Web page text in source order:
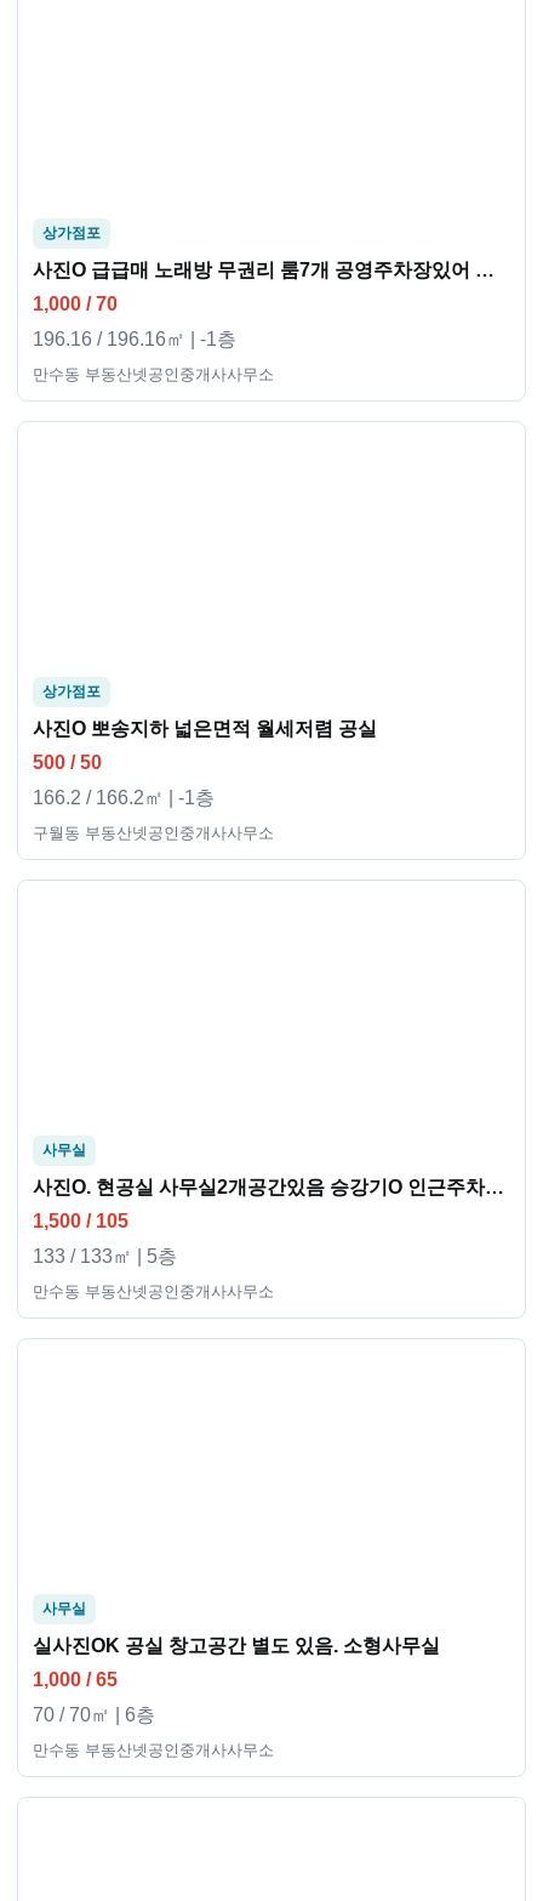
상가점포
사진O 급급매 노래방 무권리 룸7개 공영주차장있어 주차좋음
1,000 / 70
196.16 / 196.16㎡ | -1층
만수동 부동산넷공인중개사사무소
상가점포
사진O 뽀송지하 넓은면적 월세저렴 공실
500 / 50
166.2 / 166.2㎡ | -1층
구월동 부동산넷공인중개사사무소
사무실
사진O. 현공실 사무실2개공간있음 승강기O 인근주차장많음
1,500 / 105
133 / 133㎡ | 5층
만수동 부동산넷공인중개사사무소
사무실
실사진OK 공실 창고공간 별도 있음. 소형사무실
1,000 / 65
70 / 70㎡ | 6층
만수동 부동산넷공인중개사사무소